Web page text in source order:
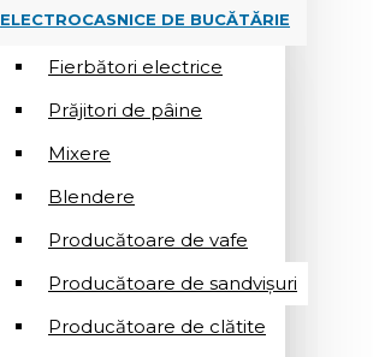
ELECTROCASNICE DE BUCĂTĂRIE
Fierbători electrice
Prăjitori de pâine
Mixere
Blendere
Producătoare de vafe
Producătoare de sandvişuri
Producătoare de clătite